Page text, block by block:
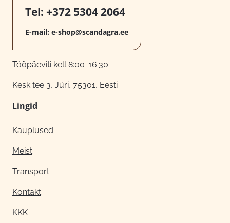
Tel: +372 5304 2064
E-mail: e-shop@scandagra.ee
Tööpäeviti kell 8:00-16:30
Kesk tee 3, Jüri, 75301, Eesti
Lingid
Kauplused
Meist
Transport
Kontakt
KKK